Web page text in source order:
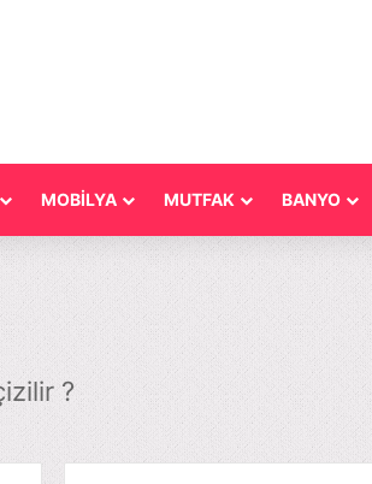
MOBİLYA MUTFAK BANYO
?